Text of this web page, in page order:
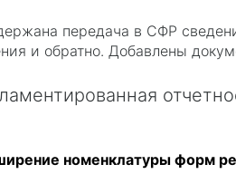
передача в СФР
и обратно. Добавлены
номенклатуры форм